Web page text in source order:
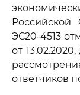
ЭС20-4513
от
ответчиков